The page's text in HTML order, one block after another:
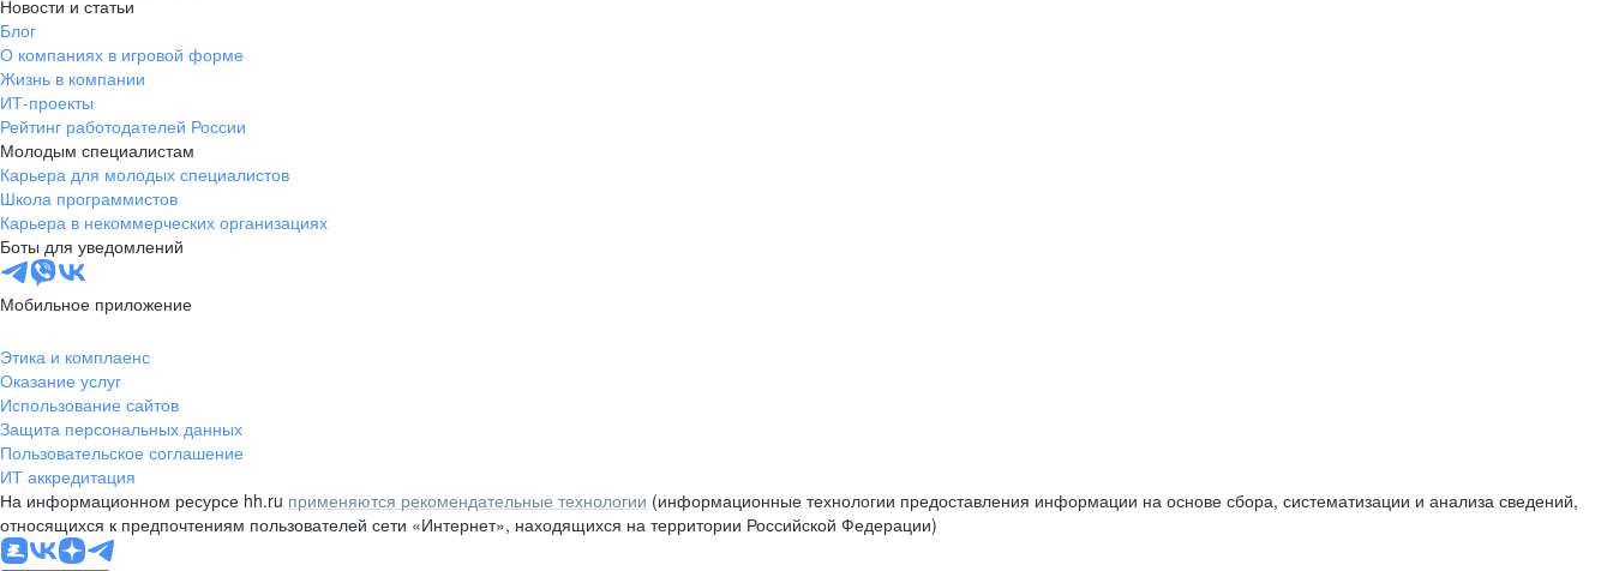
Новости и статьи
Блог
О компаниях в игровой форме
Жизнь в компании
ИТ-проекты
Рейтинг работодателей России
Молодым специалистам
Карьера для молодых специалистов
Школа программистов
Карьера в некоммерческих организациях
Боты для уведомлений
Мобильное приложение
Этика и комплаенс
Оказание услуг
Использование сайтов
Защита персональных данных
Пользовательское соглашение
ИТ аккредитация
На информационном ресурсе hh.ru применяются рекомендательные технологии (информационные технологии предоставления информации на основе сбора, систематизации и анализа сведений,
относящихся к предпочтениям пользователей сети «Интернет», находящихся на территории Российской Федерации)